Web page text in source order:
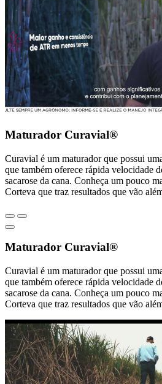
Maturador Curavial®
Curavial é um maturador que possui
que também oferece rápida velocidade
sacarose da cana. Conheça um pouco
Corteva que traz resultados que vão
Maturador Curavial®
Curavial é um maturador que possui
que também oferece rápida velocidade
sacarose da cana. Conheça um pouco
Corteva que traz resultados que vão